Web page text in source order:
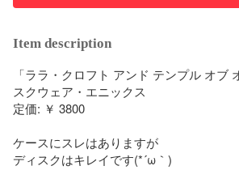
Item description
「ララ・クロフト アンド テンプル オブ
スクウェア・エニックス
定価: ￥ 3800
ケースにスレはありますが
ディスクはキレイです(*´ω｀)